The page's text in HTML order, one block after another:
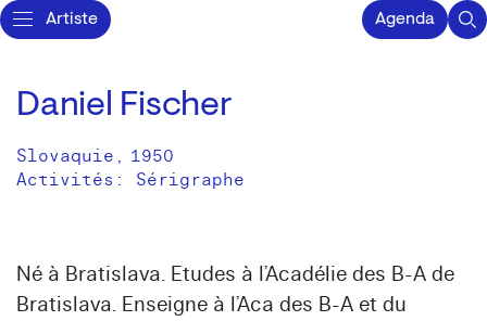
Artiste Agenda
Daniel Fischer
Slovaquie , 1950
Activités: Sérigraphe
Né à Bratislava. Etudes à l’Acadélie des B-A de
Bratislava. Enseigne à l’Aca des B-A et du